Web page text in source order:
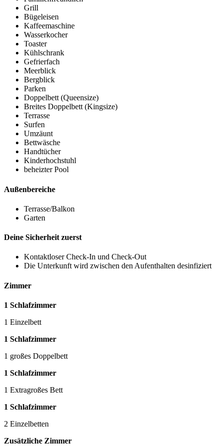
Grill
Bügeleisen
Kaffeemaschine
Wasserkocher
Toaster
Kühlschrank
Gefrierfach
Meerblick
Bergblick
Parken
Doppelbett (Queensize)
Breites Doppelbett (Kingsize)
Terrasse
Surfen
Umzäunt
Bettwäsche
Handtücher
Kinderhochstuhl
beheizter Pool
Außenbereiche
Terrasse/Balkon
Garten
Deine Sicherheit zuerst
Kontaktloser Check-In und Check-Out
Die Unterkunft wird zwischen den Aufenthalten desinfiziert
Zimmer
1 Schlafzimmer
1 Einzelbett
1 Schlafzimmer
1 großes Doppelbett
1 Schlafzimmer
1 Extragroßes Bett
1 Schlafzimmer
2 Einzelbetten
Zusätzliche Zimmer